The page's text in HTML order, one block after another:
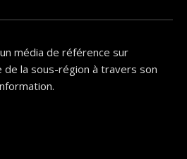
média de référence sur
la sous-région à travers son